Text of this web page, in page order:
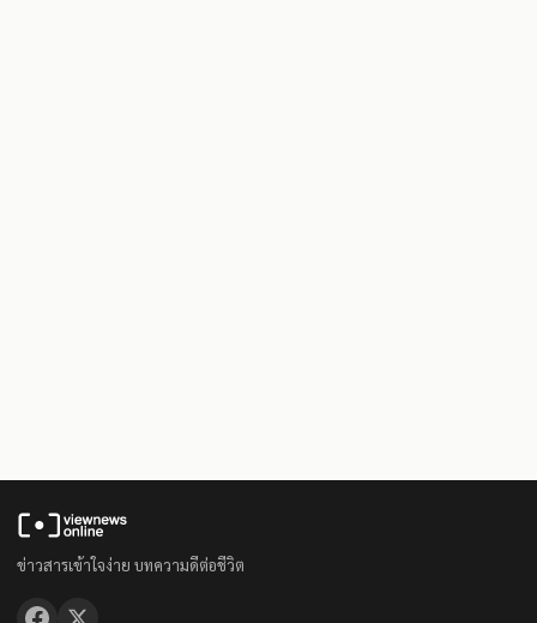
ข่าวสารเข้าใจง่าย บทความดีต่อชีวิต